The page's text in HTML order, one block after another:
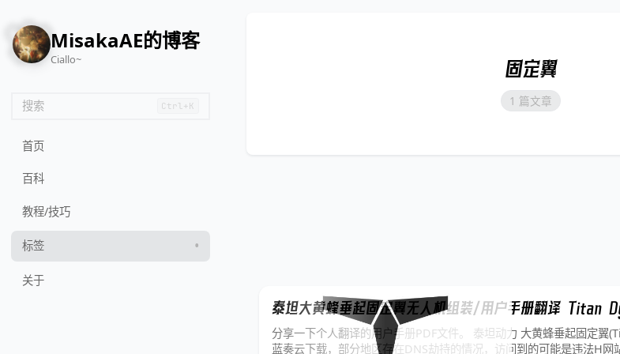
🌸MisakaAE的博客
Ciallo~
搜索 Ctrl+K
首页
百科
教程/技巧
标签
关于
固定翼
1 篇文章
泰坦大黄蜂垂起固定翼无人机组装/用户手册翻译 Titan
分享一下个人翻译的用户手册PDF文件。 泰坦动力 大黄蜂垂起固定
蓝奏云下载，部分地区存在DNS劫持的情况，访问到的可能是违法H网